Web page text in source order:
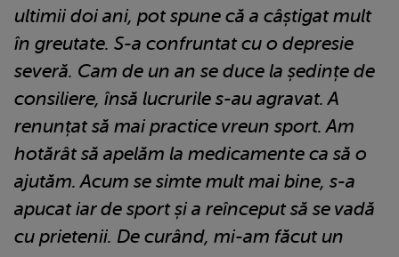
ultimii doi ani, pot spune că a câștigat mult
în greutate. S-a confruntat cu o depresie
severă. Cam de un an se duce la ședințe de
consiliere, însă lucrurile s-au agravat. A
renunțat să mai practice vreun sport. Am
hotărât să apelăm la medicamente ca să o
ajutăm. Acum se simte mult mai bine, s-a
apucat iar de sport și a reînceput să se vadă
cu prietenii. De curând, mi-am făcut un